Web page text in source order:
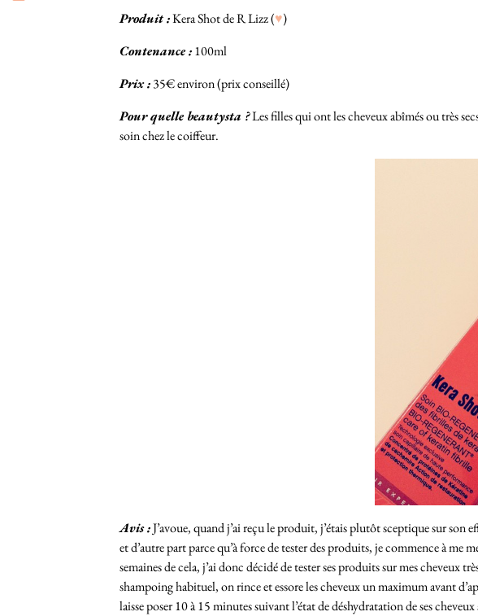
Produit :Kera Shot de R Lizz (♥)
Contenance :100ml
Prix :35€ environ (prix conseillé)
Pour quelle beautysta ?Les filles qui ont les cheveux abîmés ou très
soin chez le coiffeur.
Avis :J’avoue, quand j’ai reçu le produit, j’étais plutôt sceptique sur
et d’autre part parce qu’à force de tester des produits, je commence à
semaines de cela, j’ai donc décidé de tester ses produits sur mes
shampoing habituel, on rince et essore les cheveux un maximum avant
laisse poser 10 à 15 minutes suivant l’état de déshydratation de ses